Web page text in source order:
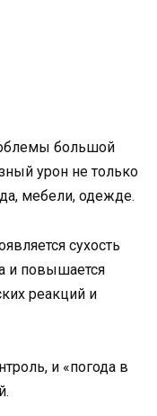
большой
урон не только
мебели, одежде.
сухость
и повышается
реакций и
и «погода в